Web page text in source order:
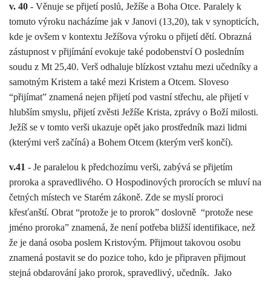
v. 40 - Věnuje se přijetí poslů, Ježíše a Boha Otce. Paralely k
tomuto výroku nacházíme jak v Janovi (13,20), tak v synopticích,
kde je ovšem v kontextu Ježíšova výroku o přijetí dětí. Obrazná
zástupnost v přijímání evokuje také podobenství O posledním
soudu z Mt 25,40. Verš odhaluje blízkost vztahu mezi učedníky a
samotným Kristem a také mezi Kristem a Otcem. Sloveso
“přijímat” znamená nejen přijetí pod vastní střechu, ale přijetí v
hlubším smyslu, přijetí zvěsti Ježíše Krista, zprávy o Boží milosti.
Ježíš se v tomto verši ukazuje opět jako prostředník mazi lidmi
(kterými verš začíná) a Bohem Otcem (kterým verš končí).
v.41 - Je paralelou k předchozímu verši, zabývá se přijetím
proroka a spravedlivého. O Hospodinových prorocích se mluví na
četných místech ve Starém zákoně. Zde se myslí proroci
křesťanští. Obrat “protože je to prorok” doslovně “protože nese
jméno proroka” znamená, že není potřeba bližší identifikace, než
že je daná osoba poslem Kristovým. Přijmout takovou osobu
znamená postavit se do pozice toho, kdo je připraven přijmout
stejná obdarování jako prorok, spravedlivý, učedník. Jako